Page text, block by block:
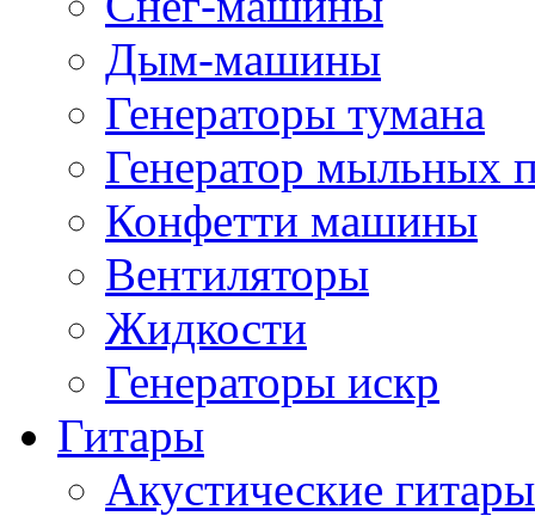
Дым-машины
Генераторы тумана
Генератор мыльных
Конфетти машины
Вентиляторы
Жидкости
Генераторы искр
Гитары
Акустические гитары